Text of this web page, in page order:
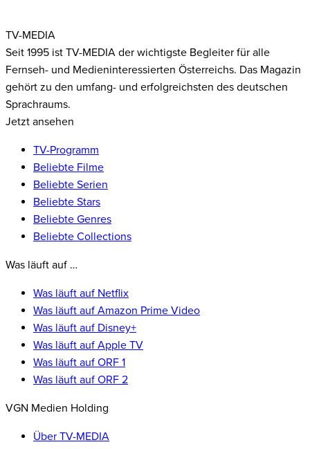
TV-MEDIA
Seit 1995 ist TV-MEDIA der wichtigste Begleiter für alle
Fernseh- und Medieninteressierten Österreichs. Das Magazin
gehört zu den umfang- und erfolgreichsten des deutschen
Sprachraums.
Jetzt ansehen
TV-Programm
Beliebte Filme
Beliebte Serien
Beliebte Stars
Beliebte Genres
Beliebte Collections
Was läuft auf …
Was läuft auf Netflix
Was läuft auf Amazon Prime Video
Was läuft auf Disney+
Was läuft auf Apple TV
Was läuft auf ORF 1
Was läuft auf ORF 2
VGN Medien Holding
Über TV-MEDIA